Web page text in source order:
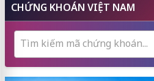
CHỨNG KHOÁN VIỆT NAM
Tìm kiếm mã chứng khoán...